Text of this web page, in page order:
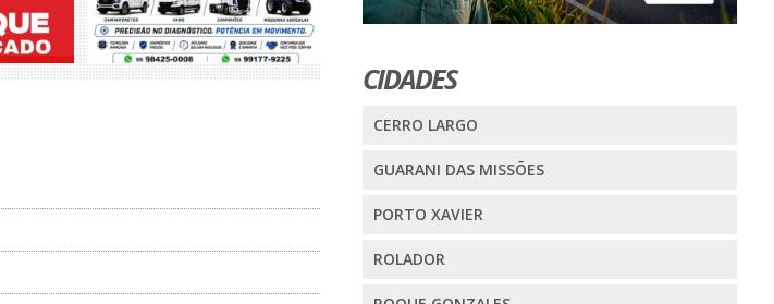
CIDADES
CERRO LARGO
GUARANI DAS MISSÕES
PORTO XAVIER
ROLADOR